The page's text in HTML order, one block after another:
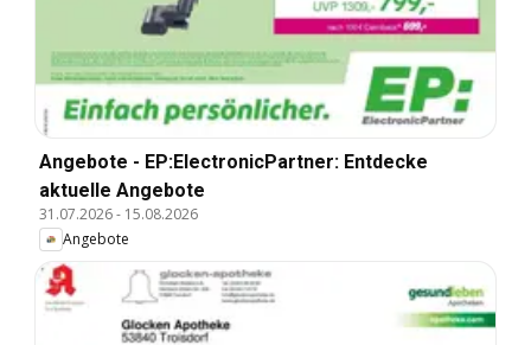
Angebote - EP:ElectronicPartner: Entdecke
aktuelle Angebote
31.07.2026- 15.08.2026
Angebote